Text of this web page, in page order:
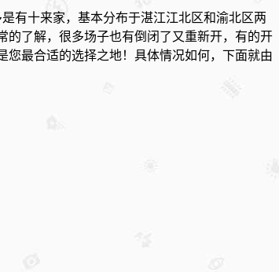
有十来家，基本分布于湛江江北区和渝北区两
的了解，很多场子也有倒闭了又重新开，有的开
最合适的选择之地！具体情况如何，下面就由